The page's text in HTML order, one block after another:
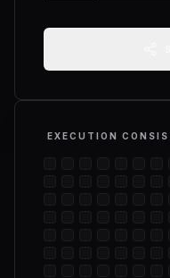
EXECUTION